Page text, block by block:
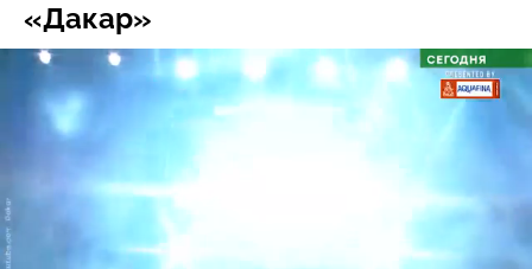
«Дакар»